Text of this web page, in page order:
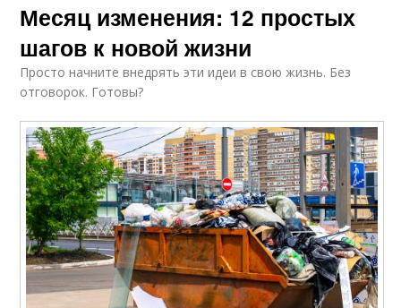
Месяц изменения: 12 простых
шагов к новой жизни
Просто начните внедрять эти идеи в свою жизнь. Без
отговорок. Готовы?